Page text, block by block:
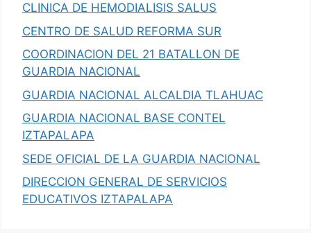
CLINICA DE HEMODIALISIS SALUS
CENTRO DE SALUD REFORMA SUR
COORDINACION DEL 21 BATALLON DE
GUARDIA NACIONAL
GUARDIA NACIONAL ALCALDIA TLAHUAC
GUARDIA NACIONAL BASE CONTEL
IZTAPALAPA
SEDE OFICIAL DE LA GUARDIA NACIONAL
DIRECCION GENERAL DE SERVICIOS
EDUCATIVOS IZTAPALAPA